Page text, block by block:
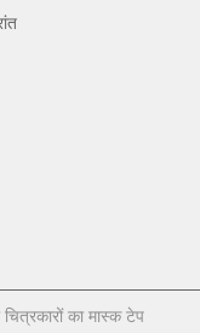
का मास्क टेप